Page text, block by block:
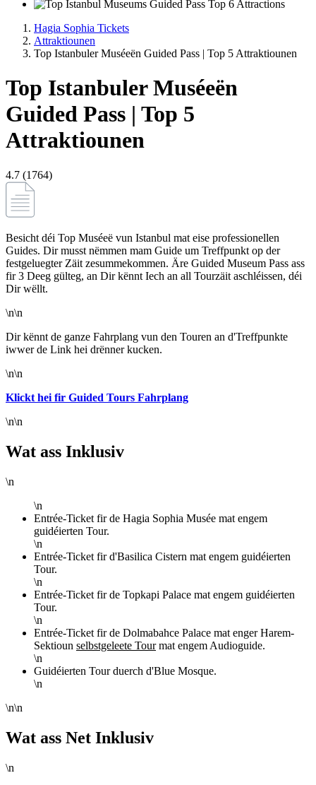
Hagia Sophia Tickets
Attraktiounen
Top Istanbuler Muséeën Guided Pass | Top 5 Attraktiounen
Top Istanbuler Muséeën
Guided Pass | Top 5
Attraktiounen
4.7 (1764)
Besicht déi Top Muséeë vun Istanbul mat eise professionellen
Guides. Dir musst nëmmen mam Guide um Treffpunkt op der
festgeluegter Zäit zesummekommen. Äre Guided Museum Pass ass
fir 3 Deeg gülteg, an Dir kënnt Iech an all Tourzäit aschléissen, déi
Dir wëllt.
\n\n
Dir kënnt de ganze Fahrplang vun den Touren an d'Treffpunkte
iwwer de Link hei drënner kucken.
\n\n
Klickt hei fir Guided Tours Fahrplang
\n\n
Wat ass Inklusiv
\n
\n
Entrée-Ticket fir de Hagia Sophia Musée mat engem
guidéierten Tour.
\n
Entrée-Ticket fir d'Basilica Cistern mat engem guidéierten
Tour.
\n
Entrée-Ticket fir de Topkapi Palace mat engem guidéierten
Tour.
\n
Entrée-Ticket fir de Dolmabahce Palace mat enger Harem-
Sektioun selbstgeleete Tourmat engem Audioguide.
\n
Guidéierten Tour duerch d'Blue Mosque.
\n
\n\n
Wat ass Net Inklusiv
\n